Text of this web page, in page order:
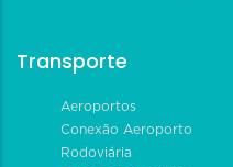
Transporte
Aeroportos
Conexão Aeroporto
Rodoviária